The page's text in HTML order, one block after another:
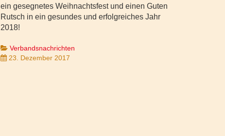
ein gesegnetes Weihnachtsfest und einen Guten
Rutsch in ein gesundes und erfolgreiches Jahr
2018!
Verbandsnachrichten
23. Dezember 2017